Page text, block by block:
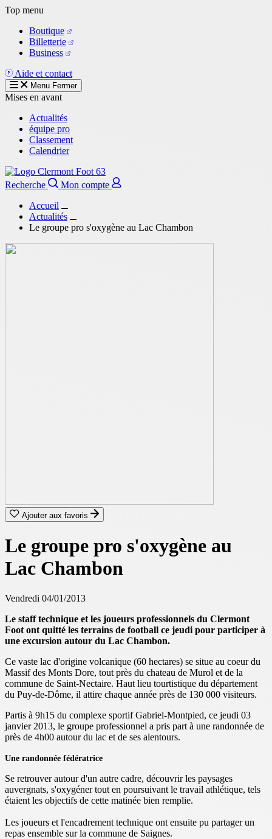
Aller
contenu
principal
Top menu
Boutique
Billetterie
Business
Aide et contact
Menu Fermer
Mises en avant
Actualités
équipe pro
Classement
Calendrier
Recherche
Mon compte
Accueil
Actualités
Le groupe pro s'oxygène au Lac Chambon
Ajouter aux favoris
Le groupe pro s'oxygène au
Lac Chambon
Vendredi 04/01/2013
Le staff technique et les joueurs professionnels du Clermont
Foot ont quitté les terrains de football ce jeudi pour participer à
une excursion autour du Lac Chambon.
Ce vaste lac d'origine volcanique (60 hectares) se situe au coeur du
Massif des Monts Dore, tout près du chateau de Murol et de la
commune de Saint-Nectaire. Haut lieu tourtistique du département
du Puy-de-Dôme, il attire chaque année près de 130 000 visiteurs.
Partis à 9h15 du complexe sportif Gabriel-Montpied, ce jeudi 03
janvier 2013, le groupe professionnel a pris part à une randonnée de
près de 4h00 autour du lac et de ses alentours.
Une randonnée fédératrice
Se retrouver autour d'un autre cadre, découvrir les paysages
auvergnats, s'oxygéner tout en poursuivant le travail athlétique, tels
étaient les objectifs de cette matinée bien remplie.
Les joueurs et l'encadrement technique ont ensuite pu partager un
repas ensemble sur la commune de Saignes.